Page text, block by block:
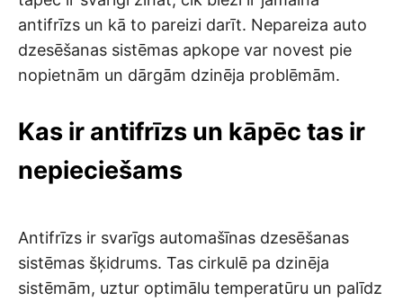
antifrīzs un kā to pareizi darīt. Nepareiza auto
dzesēšanas sistēmas apkope var novest pie
nopietnām un dārgām dzinēja problēmām.
Kas ir antifrīzs un kāpēc tas ir
nepieciešams
Antifrīzs ir svarīgs automašīnas dzesēšanas
sistēmas šķidrums. Tas cirkulē pa dzinēja
sistēmām, uztur optimālu temperatūru un palīdz